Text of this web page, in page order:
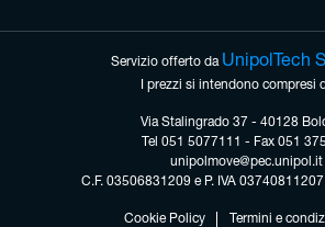
Servizio offerto da UnipolTech
I prezzi si intendono compresi
Via Stalingrado 37 - 40128
Tel 051 5077111 - Fax 051
unipolmove@pec.unipol.it
C.F. 03506831209 e P. IVA
Cookie Policy
Termini e